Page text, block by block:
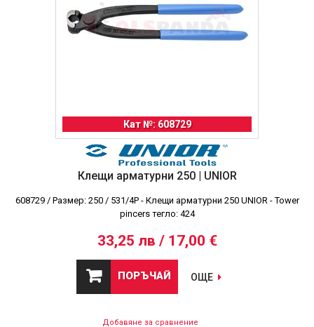
Кат №: 608729
Клещи арматурни 250 | UNIOR
608729 / Размер: 250 / 531/4P - Клещи арматурни 250 UNIOR - Tower
pincers тегло: 424
33,25 лв / 17,00 €
ПОРЪЧАЙ ОЩЕ
Добавяне за сравнение